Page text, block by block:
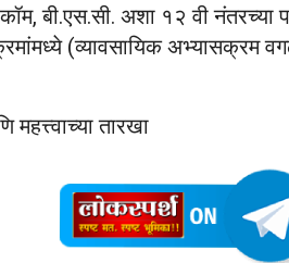
बी.एस.सी. अशा १२ वी
(व्यावसायिक अभ्यासक्रम
तारखा